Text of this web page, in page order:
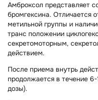
Амброксол представляет
бромгексина. Отличается
метильной группы и
транс положении
секретомоторным,
действием.
После приема внутрь
продолжается в течение
дозы).